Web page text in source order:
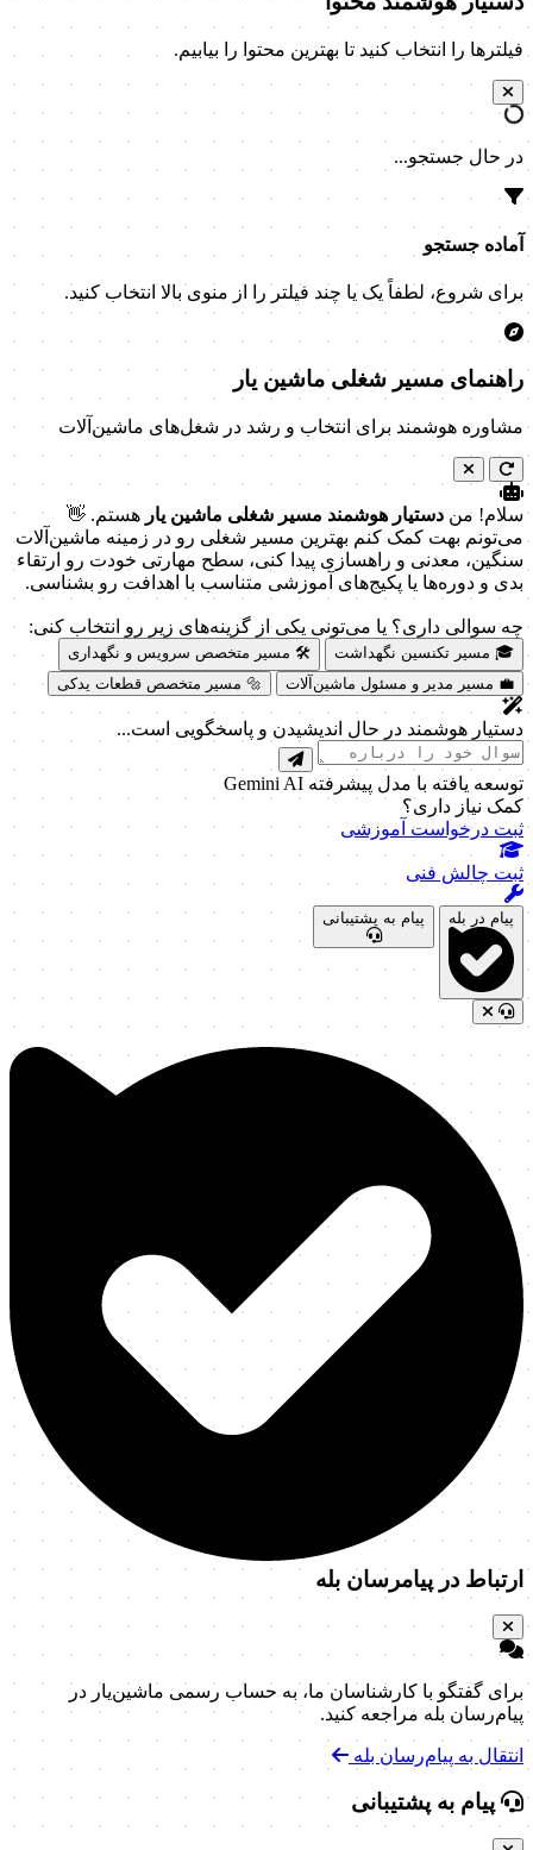
فیلترها را انتخاب کنید تا بهترین محتوا را بیابیم.
در حال جستجو...
آماده جستجو
برای شروع، لطفاً یک یا چند فیلتر را از منوی بالا انتخاب کنید.
راهنمای مسیر شغلی ماشین یار
مشاوره هوشمند برای انتخاب و رشد در شغل‌های ماشین‌آلات
سلام! من دستیار هوشمند مسیر شغلی ماشین یار هستم. 👋
می‌تونم بهت کمک کنم بهترین مسیر شغلی رو در زمینه ماشین‌آلات
سنگین، معدنی و راهسازی پیدا کنی، سطح مهارتی خودت رو ارتقاء
بدی و دوره‌ها یا پکیج‌های آموزشی متناسب با اهدافت رو بشناسی.
چه سوالی داری؟ یا می‌تونی یکی از گزینه‌های زیر رو انتخاب کنی:
🎓 مسیر تکنسین نگهداشت
🛠️ مسیر متخصص سرویس و نگهداری
💼 مسیر مدیر و مسئول ماشین‌آلات
🔩 مسیر متخصص قطعات یدکی
دستیار هوشمند در حال اندیشیدن و پاسخگویی است...
توسعه یافته با مدل پیشرفته Gemini AI
کمک نیاز داری؟
ثبت درخواست آموزشی
ثبت چالش فنی
پیام در بله پیام به پشتیبانی
ارتباط در پیامرسان بله
برای گفتگو با کارشناسان ما، به حساب رسمی ماشین‌یار در
پیام‌رسان بله مراجعه کنید.
انتقال به پیام‌رسان بله
پیام به پشتیبانی